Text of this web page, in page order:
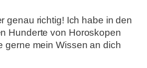
genau richtig! Ich habe in den
Hunderte von Horoskopen
gerne mein Wissen an dich